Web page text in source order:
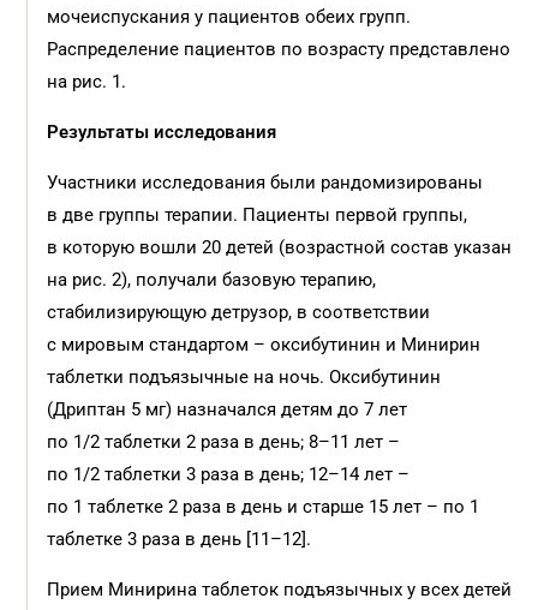
мочеиспускания у пациентов обеих групп.
Распределение пациентов по возрасту представлено
на рис. 1.
Результаты исследования
Участники исследования были рандомизированы
в две группы терапии. Пациенты первой группы,
в которую вошли 20 детей (возрастной состав указан
на рис. 2), получали базовую терапию,
стабилизирующую детрузор, в соответствии
с мировым стандартом – оксибутинин и Минирин
таблетки подъязычные на ночь. Оксибутинин
(Дриптан 5 мг) назначался детям до 7 лет
по 1/2 таблетки 2 раза в день; 8–11 лет –
по 1/2 таблетки 3 раза в день; 12–14 лет –
по 1 таблетке 2 раза в день и старше 15 лет – по 1
таблетке 3 раза в день [11–12].
Прием Минирина таблеток подъязычных у всех детей